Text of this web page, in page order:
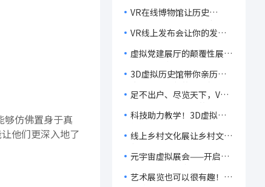
够仿佛置身于真
他们更深入地了
受科技的魅力！
VR在线博物馆让历史
“活”起来，开启历史文物
的沉浸式体验！
VR线上发布会让你的发布
可思议！
虚拟党建展厅的颠覆性展
党的辉煌历程！
3D虚拟历史馆带你亲历历
史，感受文化的无穷魅力！
足不出户、尽览天下，VR
验轻松又有趣！
科技助力教学！3D虚拟课
乐场’？
线上乡村文化展让乡村文
兴‘燃’起来！
元宇宙虚拟展会——开启一
心、展商获客舒心的展会旅
艺术展览也可以很有趣！